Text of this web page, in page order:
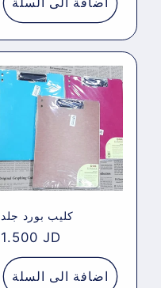
كليب بورد جلد
Regular
price
1.500 JD
اضافة الى السلة